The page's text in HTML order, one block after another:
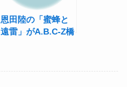
恩田陸の「蜜蜂と
遠雷」がA.B.C-Z橋